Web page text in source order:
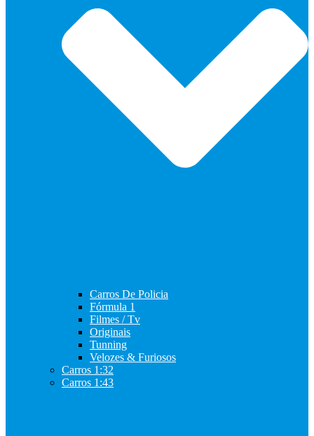
Carros De Policia
Fórmula 1
Filmes / Tv
Originais
Tunning
Velozes & Furiosos
Carros 1:32
Carros 1:43